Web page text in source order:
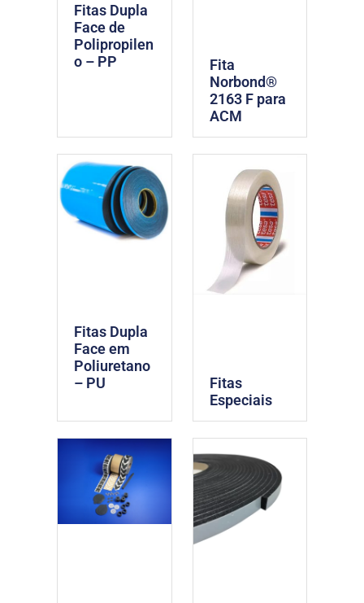
Fitas Dupla
Face de
Polipropilen
o – PP
Fita
Norbond®
2163 F para
ACM
Fitas Dupla
Face em
Poliuretano
– PU
Fitas
Especiais